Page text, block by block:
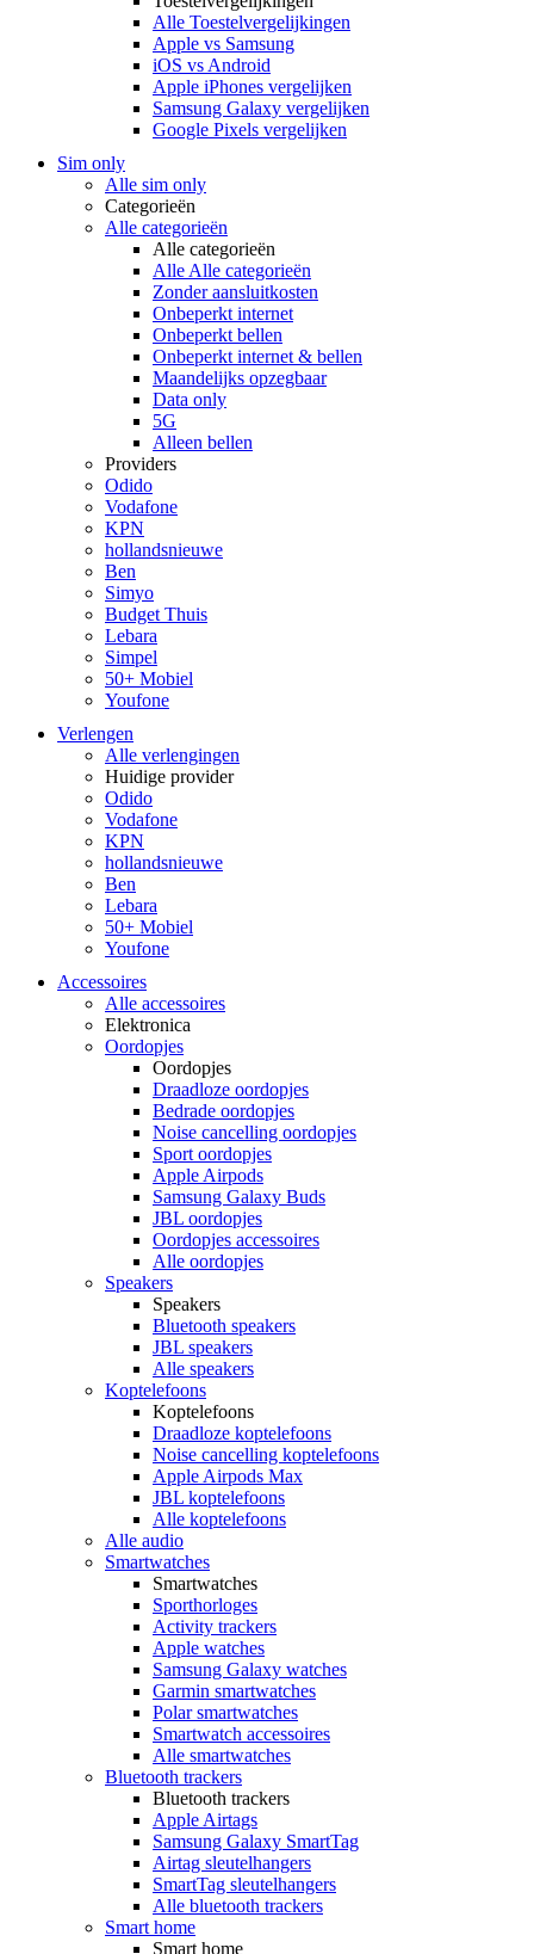
Alle Toestelvergelijkingen
Apple vs Samsung
iOS vs Android
Apple iPhones vergelijken
Samsung Galaxy vergelijken
Google Pixels vergelijken
Sim only
Alle sim only
Categorieën
Alle categorieën
Alle categorieën
Alle Alle categorieën
Zonder aansluitkosten
Onbeperkt internet
Onbeperkt bellen
Onbeperkt internet & bellen
Maandelijks opzegbaar
Data only
5G
Alleen bellen
Providers
Odido
Vodafone
KPN
hollandsnieuwe
Ben
Simyo
Budget Thuis
Lebara
Simpel
50+ Mobiel
Youfone
Verlengen
Alle verlengingen
Huidige provider
Odido
Vodafone
KPN
hollandsnieuwe
Ben
Lebara
50+ Mobiel
Youfone
Accessoires
Alle accessoires
Elektronica
Oordopjes
Oordopjes
Draadloze oordopjes
Bedrade oordopjes
Noise cancelling oordopjes
Sport oordopjes
Apple Airpods
Samsung Galaxy Buds
JBL oordopjes
Oordopjes accessoires
Alle oordopjes
Speakers
Speakers
Bluetooth speakers
JBL speakers
Alle speakers
Koptelefoons
Koptelefoons
Draadloze koptelefoons
Noise cancelling koptelefoons
Apple Airpods Max
JBL koptelefoons
Alle koptelefoons
Alle audio
Smartwatches
Smartwatches
Sporthorloges
Activity trackers
Apple watches
Samsung Galaxy watches
Garmin smartwatches
Polar smartwatches
Smartwatch accessoires
Alle smartwatches
Bluetooth trackers
Bluetooth trackers
Apple Airtags
Samsung Galaxy SmartTag
Airtag sleutelhangers
SmartTag sleutelhangers
Alle bluetooth trackers
Smart home
Smart home